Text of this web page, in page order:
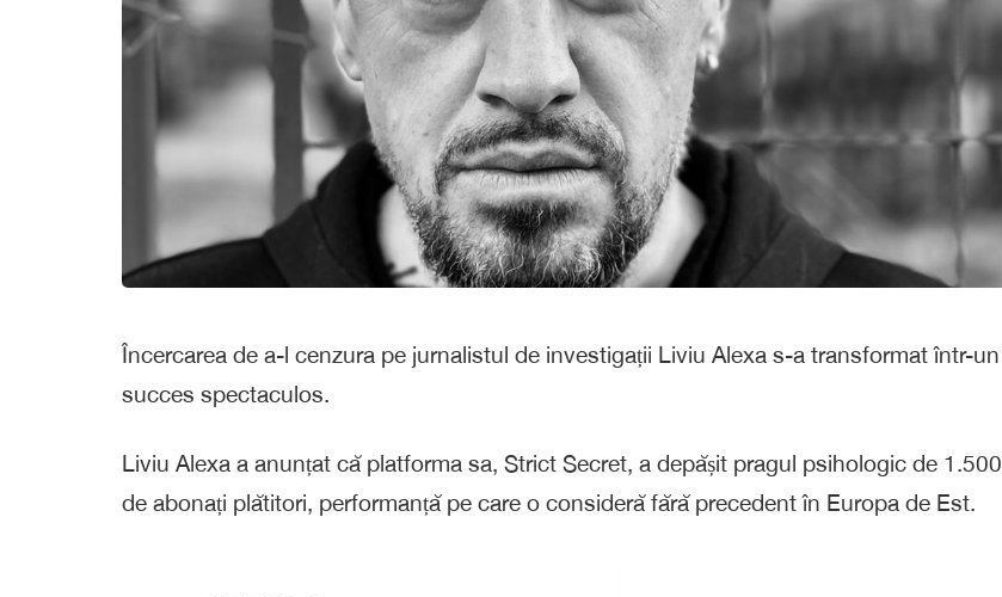
Încercarea de a-l cenzura pe jurnalistul de investigații Liviu Alexa s-a transformat într-un
succes spectaculos.
Liviu Alexa a anunțat că platforma sa, Strict Secret, a depășit pragul psihologic de 1.500
de abonați plătitori, performanță pe care o consideră fără precedent în Europa de Est.